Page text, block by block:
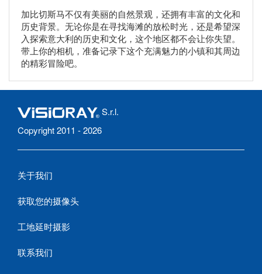
加比切斯马不仅有美丽的自然景观，还拥有丰富的文化和
历史背景。无论你是在寻找海滩的放松时光，还是希望深
入探索意大利的历史和文化，这个地区都不会让你失望。
带上你的相机，准备记录下这个充满魅力的小镇和其周边
的精彩冒险吧。
S.r.l.
Copyright 2011 - 2026
关于我们
获取您的摄像头
工地延时摄影
联系我们